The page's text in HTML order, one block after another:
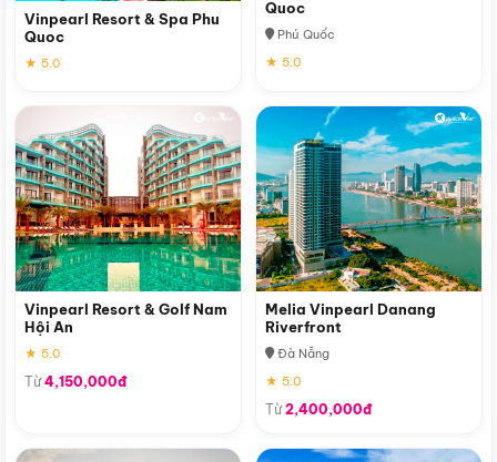
Vinpearl Resort & Spa Phu
Quoc
★ 5.0
Quoc
Phú Quốc
★ 5.0
Vinpearl Resort & Golf Nam
Hội An
★ 5.0
Từ4,150,000đ
Melia Vinpearl Danang
Riverfront
Đà Nẵng
★ 5.0
Từ2,400,000đ